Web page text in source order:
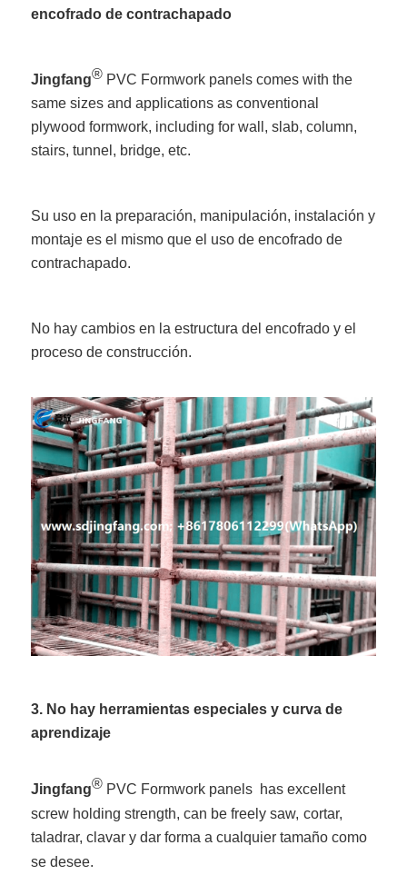
encofrado de contrachapado
Jingfang® PVC Formwork panels comes with the
same sizes and applications as conventional
plywood formwork, including for wall, slab, column,
stairs, tunnel, bridge, etc.
Su uso en la preparación, manipulación, instalación y
montaje es el mismo que el uso de encofrado de
contrachapado.
No hay cambios en la estructura del encofrado y el
proceso de construcción.
3. No hay herramientas especiales y curva de
aprendizaje
Jingfang® PVC Formwork panels has excellent
screw holding strength, can be freely saw, cortar,
taladrar, clavar y dar forma a cualquier tamaño como
se desee.